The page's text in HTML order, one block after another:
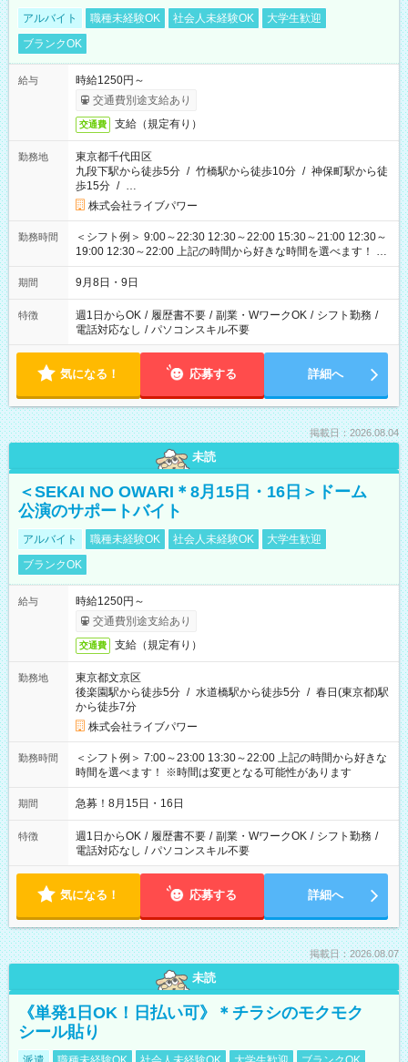
アルバイト 職種未経験OK 社会人未経験OK
大学生歓迎
ブランクOK
給与
時給1250円～
交通費別途支給あり
交通費 支給（規定有り）
勤務地
東京都千代田区
九段下駅から徒歩5分 / 竹橋駅から徒歩10分 / 神保町駅から徒
歩15分 / …
株式会社ライブパワー
勤務時間
＜シフト例＞ 9:00～22:30 12:30～22:00 15:30～21:00 12:30～
19:00 12:30～22:00 上記の時間から好きな時間を選べます！ ※
時間は変更となる可能性があります
期間 9月8日・9日
特徴 週1日からOK / 履歴書不要 / 副業・WワークOK / シフト勤務 /
電話対応なし / パソコンスキル不要
気になる！ 応募する 詳細へ
掲載日：2026.08.04
未読
＜SEKAI NO OWARI＊8月15日・16日＞ドーム
公演のサポートバイト
アルバイト 職種未経験OK 社会人未経験OK
大学生歓迎
ブランクOK
給与
時給1250円～
交通費別途支給あり
交通費 支給（規定有り）
勤務地
東京都文京区
後楽園駅から徒歩5分 / 水道橋駅から徒歩5分 / 春日(東京都)駅
から徒歩7分
株式会社ライブパワー
勤務時間
＜シフト例＞ 7:00～23:00 13:30～22:00 上記の時間から好きな
時間を選べます！ ※時間は変更となる可能性があります
期間 急募！8月15日・16日
特徴 週1日からOK / 履歴書不要 / 副業・WワークOK / シフト勤務 /
電話対応なし / パソコンスキル不要
気になる！ 応募する 詳細へ
掲載日：2026.08.07
未読
《単発1日OK！日払い可》＊チラシのモクモク
シール貼り